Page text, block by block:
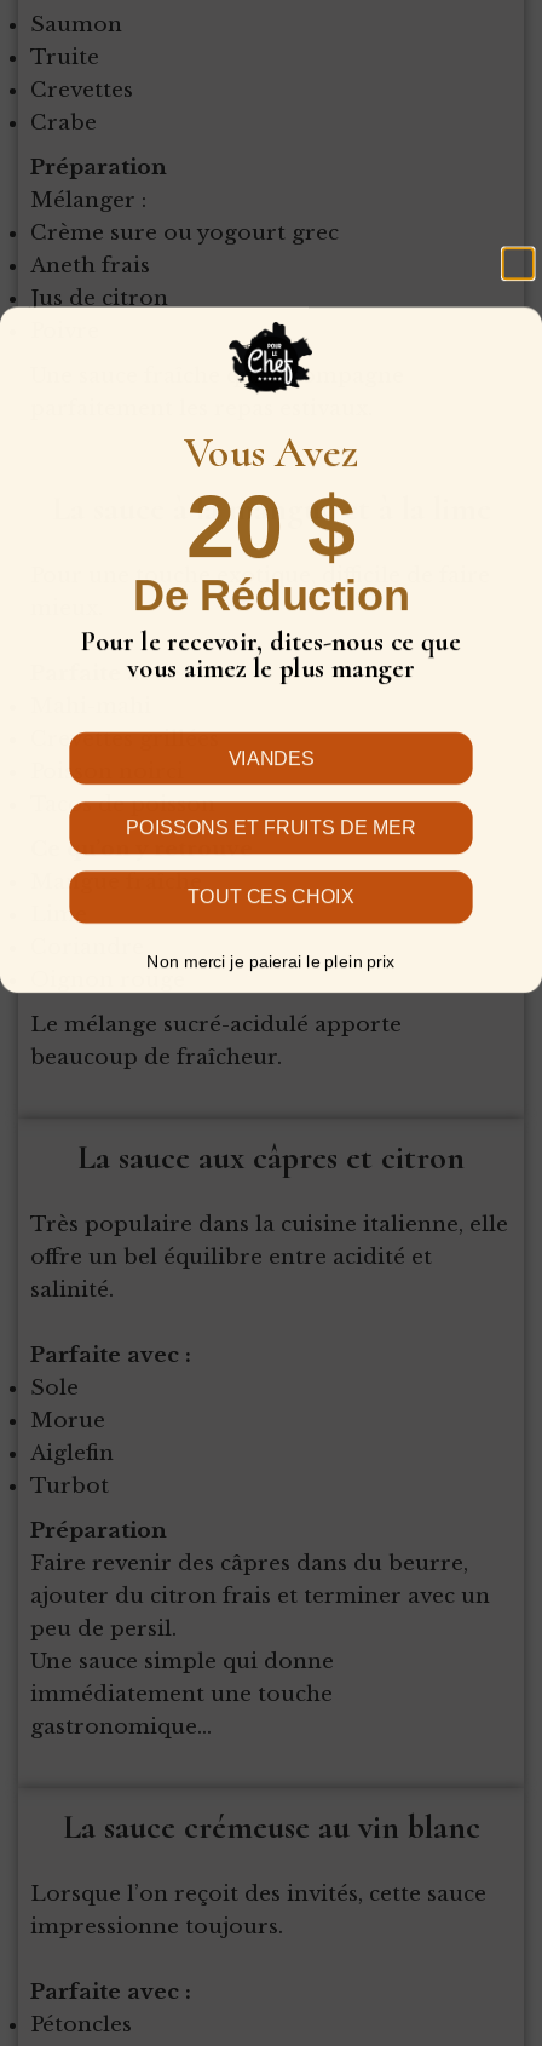
Saumon
Truite
Crevettes
Crabe
Préparation
Mélanger :
Crème sure ou yogourt grec
Aneth frais
Jus de citron
Une sauce fraîche qui accompagne
La sauce à la mangue et à la lime
Pour une touche exotique, difficile de faire
Parfaite avec :
Crevettes grillées
Poisson noirci
Tacos de poisson
Ce qu’on y retrouve
Mangue fraîche
Lime
Le mélange sucré-acidulé apporte
beaucoup de fraîcheur.
La sauce aux câpres et citron
Très populaire dans la cuisine italienne, elle
offre un bel équilibre entre acidité et
salinité.
Parfaite avec :
Sole
Morue
Aiglefin
Turbot
Préparation
Faire revenir des câpres dans du beurre,
ajouter du citron frais et terminer avec un
peu de persil.
Une sauce simple qui donne
immédiatement une touche
gastronomique…
La sauce crémeuse au vin blanc
Lorsque l’on reçoit des invités, cette sauce
impressionne toujours.
Parfaite avec :
Pétoncles
Vous Avez
20 $
De Réduction
Pour le recevoir, dites-nous ce que
vous aimez le plus manger
VIANDES
POISSONS ET FRUITS DE MER
TOUT CES CHOIX
Non merci je paierai le plein prix